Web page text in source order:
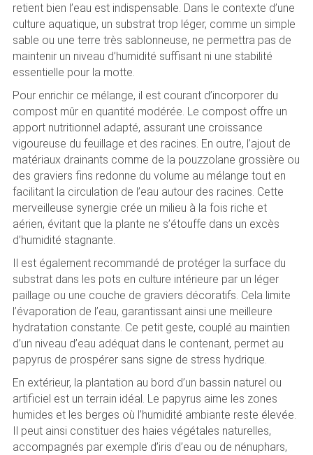
retient bien l’eau est indispensable. Dans le contexte d’une
culture aquatique, un substrat trop léger, comme un simple
sable ou une terre très sablonneuse, ne permettra pas de
maintenir un niveau d’humidité suffisant ni une stabilité
essentielle pour la motte.
Pour enrichir ce mélange, il est courant d’incorporer du
compost mûr en quantité modérée. Le compost offre un
apport nutritionnel adapté, assurant une croissance
vigoureuse du feuillage et des racines. En outre, l’ajout de
matériaux drainants comme de la pouzzolane grossière ou
des graviers fins redonne du volume au mélange tout en
facilitant la circulation de l’eau autour des racines. Cette
merveilleuse synergie crée un milieu à la fois riche et
aérien, évitant que la plante ne s’étouffe dans un excès
d’humidité stagnante.
Il est également recommandé de protéger la surface du
substrat dans les pots en culture intérieure par un léger
paillage ou une couche de graviers décoratifs. Cela limite
l’évaporation de l’eau, garantissant ainsi une meilleure
hydratation constante. Ce petit geste, couplé au maintien
d’un niveau d’eau adéquat dans le contenant, permet au
papyrus de prospérer sans signe de stress hydrique.
En extérieur, la plantation au bord d’un bassin naturel ou
artificiel est un terrain idéal. Le papyrus aime les zones
humides et les berges où l’humidité ambiante reste élevée.
Il peut ainsi constituer des haies végétales naturelles,
accompagnés par exemple d’iris d’eau ou de nénuphars,